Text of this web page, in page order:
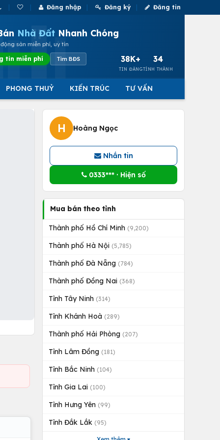
Đăng nhập Đăng ký Đăng tin
Nhà Đất Nhanh Chóng
sản miễn phí, uy tín
tin miễn phí Tìm BĐS 38K+
TIN ĐĂNG
34
TỈNH THÀNH
PHONG THUỶ KIẾN TRÚC TƯ VẤN
H Hoàng Ngọc
Nhắn tin
0333*** · Hiện số
Mua bán theo tỉnh
Thành phố Hồ Chí Minh (9,200)
Thành phố Hà Nội (5,785)
Thành phố Đà Nẵng (784)
Thành phố Đồng Nai (368)
Tỉnh Tây Ninh (314)
Tỉnh Khánh Hoà (289)
Thành phố Hải Phòng (207)
Tỉnh Lâm Đồng (181)
Tỉnh Bắc Ninh (104)
Tỉnh Gia Lai (100)
Tỉnh Hưng Yên (99)
Tỉnh Đắk Lắk (95)